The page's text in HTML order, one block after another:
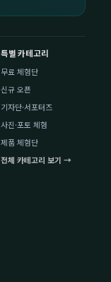
특별 카테고리
무료 체험단
신규 오픈
기자단·서포터즈
사진·포토 체험
제품 체험단
전체 카테고리 보기 →